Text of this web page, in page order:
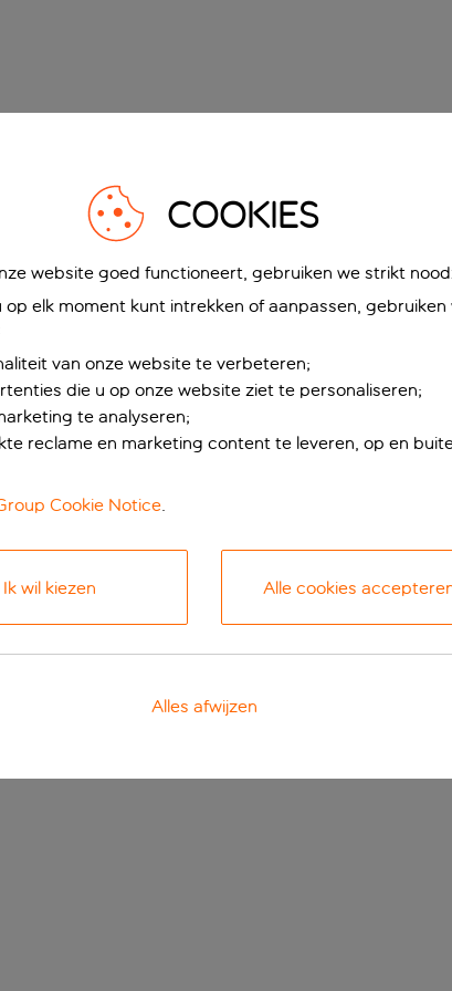
COOKIES
website goed functioneert, gebruiken we strikt
elk moment kunt intrekken of aanpassen, gebruiken
van onze website te verbeteren;
die u op onze website ziet te personaliseren;
te analyseren;
reclame en marketing content te leveren, op en
Cookie Notice.
Ik wil kiezen Alle cookies
Alles afwijzen